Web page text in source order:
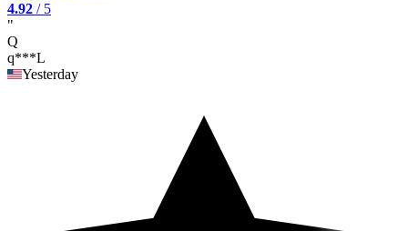
4.92 / 5
"
Q
q***L
Yesterday